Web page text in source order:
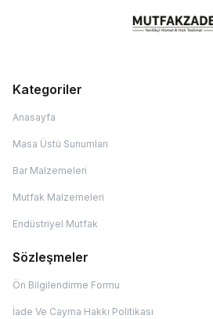
Kategoriler
Anasayfa
Masa Üstü Sunumları
Bar Malzemeleri
Mutfak Malzemeleri
Endüstriyel Mutfak
Sözleşmeler
Ön Bilgilendirme Formu
İade Ve Cayma Hakkı Politikası